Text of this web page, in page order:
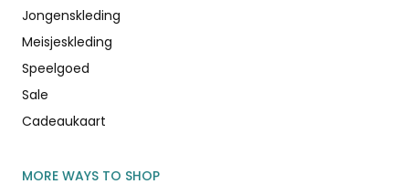
Jongenskleding
Meisjeskleding
Speelgoed
Sale
Cadeaukaart
MORE WAYS TO SHOP